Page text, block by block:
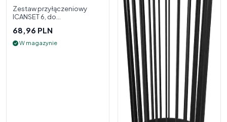
Zestaw przyłączeniowy
ICANSET 6, do
68,96 PLN
W magazynie